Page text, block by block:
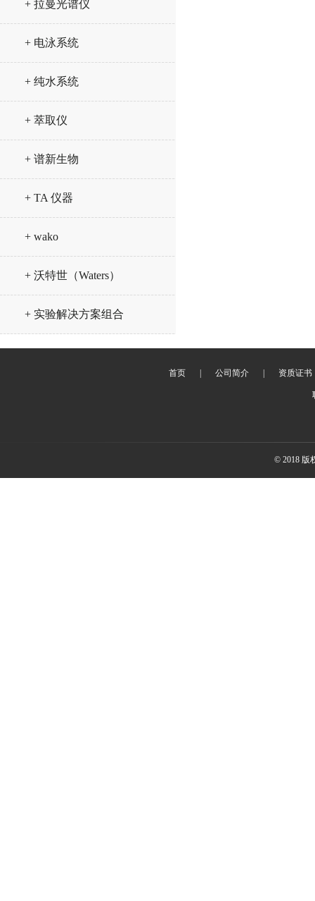
+ 拉曼光谱仪
+ 电泳系统
+ 纯水系统
+ 萃取仪
+ 谱新生物
+ TA 仪器
+ wako
+ 沃特世（Waters）
+ 实验解决方案组合
首页 公司简介 资质证书
© 2018 版